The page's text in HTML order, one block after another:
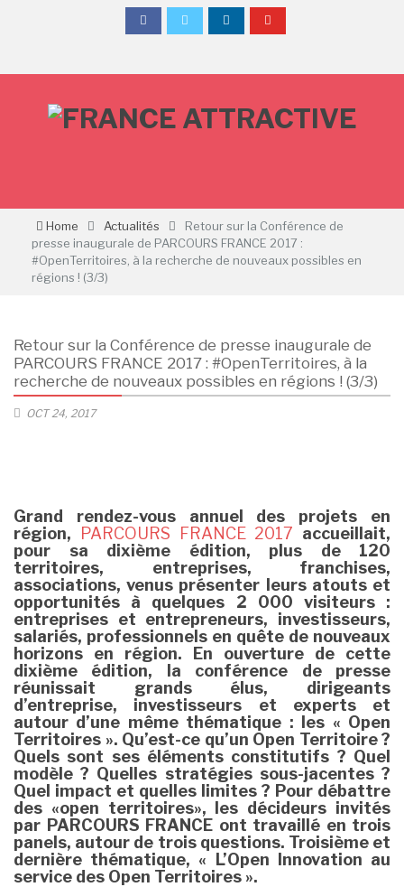
Home Actualités
Retour sur la Conférence de
presse inaugurale de PARCOURS FRANCE 2017 :
#OpenTerritoires, à la recherche de nouveaux possibles en
régions ! (3/3)
Retour sur la Conférence de presse inaugurale de
PARCOURS FRANCE 2017 : #OpenTerritoires, à la
recherche de nouveaux possibles en régions ! (3/3)
OCT 24, 2017
Grand rendez-vous annuel des projets en
région,
PARCOURS FRANCE 2017 accueillait,
pour sa dixième édition, plus de 120
territoires, entreprises, franchises,
associations, venus présenter leurs atouts et
opportunités à quelques 2 000 visiteurs :
entreprises et entrepreneurs, investisseurs,
salariés, professionnels en quête de nouveaux
horizons en région. En ouverture de cette
dixième édition, la conférence de presse
réunissait grands élus, dirigeants
d’entreprise, investisseurs et experts et
autour d’une même thématique : les « Open
Territoires ». Qu’est-ce qu’un Open Territoire ?
Quels sont ses éléments constitutifs ? Quel
modèle ? Quelles stratégies sous-jacentes ?
Quel impact et quelles limites ? Pour débattre
des «open territoires», les décideurs invités
par PARCOURS FRANCE ont travaillé en trois
panels, autour de trois questions. Troisième et
dernière thématique, « L’Open Innovation au
service des Open Territoires ».